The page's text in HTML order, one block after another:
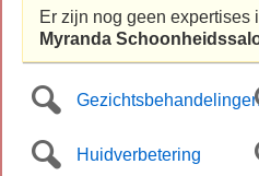
Er zijn nog geen expertises
Myranda
Huidverbetering